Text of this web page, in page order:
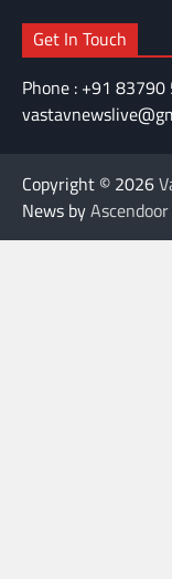
Get In Touch
Phone : +91
Copyright © 2026
News byAscendoor